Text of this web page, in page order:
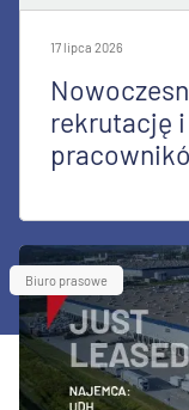
17 lipca 2026
rekrutację
Biuro prasowe